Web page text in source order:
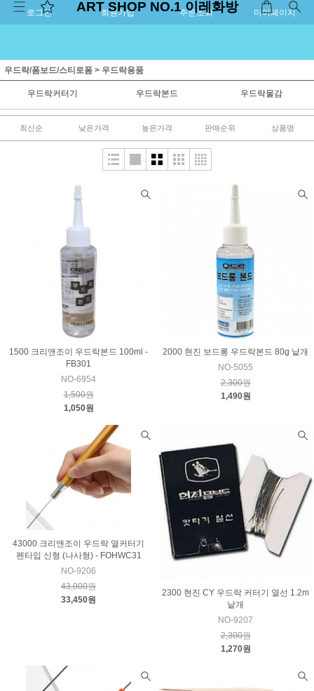
로그인 회원가입 주문조회 마이페이지
ART SHOP NO.1 이레화방
우드락/폼보드/스티로폼 > 우드락용품
우드락커터기 우드락본드 우드락물감
최신순 낮은가격 높은가격 판매순위 상품명
1500 크리앤조이 우드락본드 100ml -
FB301
NO-6954
1,500원
1,050원
2000 현진 보드롱 우드락본드 80g 낱개
NO-5055
2,300원
1,490원
43000 크리앤조이 우드락 열커터기
펜타입 신형 (나사형) - FOHWC31
NO-9206
43,000원
33,450원
2300 현진 CY 우드락 커터기 열선 1.2m
낱개
NO-9207
2,300원
1,270원